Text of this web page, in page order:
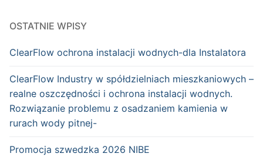
OSTATNIE WPISY
ClearFlow ochrona instalacji wodnych-dla Instalatora
ClearFlow Industry w spółdzielniach mieszkaniowych –
realne oszczędności i ochrona instalacji wodnych.
Rozwiązanie problemu z osadzaniem kamienia w
rurach wody pitnej-
Promocja szwedzka 2026 NIBE